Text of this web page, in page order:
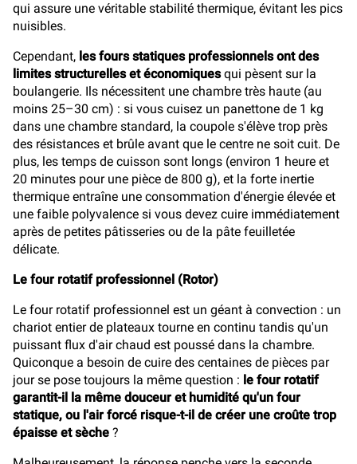
qui assure une véritable stabilité thermique, évitant les pics
nuisibles.
Cependant, les fours statiques professionnels ont des
limites structurelles et économiquesqui pèsent sur la
boulangerie. Ils nécessitent une chambre très haute (au
moins 25–30 cm) : si vous cuisez un panettone de 1 kg
dans une chambre standard, la coupole s'élève trop près
des résistances et brûle avant que le centre ne soit cuit. De
plus, les temps de cuisson sont longs (environ 1 heure et
20 minutes pour une pièce de 800 g), et la forte inertie
thermique entraîne une consommation d'énergie élevée et
une faible polyvalence si vous devez cuire immédiatement
après de petites pâtisseries ou de la pâte feuilletée
délicate.
Le four rotatif professionnel (Rotor)
Le four rotatif professionnel est un géant à convection : un
chariot entier de plateaux tourne en continu tandis qu'un
puissant flux d'air chaud est poussé dans la chambre.
Quiconque a besoin de cuire des centaines de pièces par
jour se pose toujours la même question : le four rotatif
garantit-il la même douceur et humidité qu'un four
statique, ou l'air forcé risque-t-il de créer une croûte trop
épaisse et sèche ?